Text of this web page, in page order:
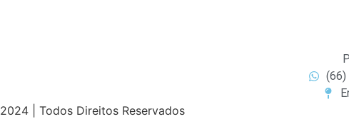
(66)
2024 | Todos Direitos Reservados